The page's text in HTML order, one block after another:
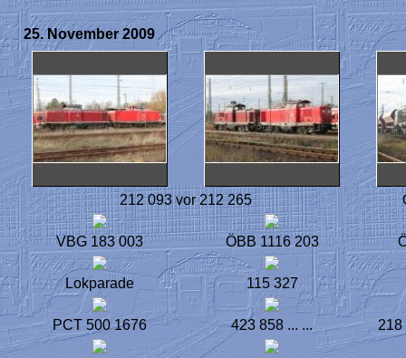
25. November 2009
212 093 vor 212 265
VBG 183 003 ÖBB 1116 203
Lokparade 115 327
PCT 500 1676 423 858 ... ... 218